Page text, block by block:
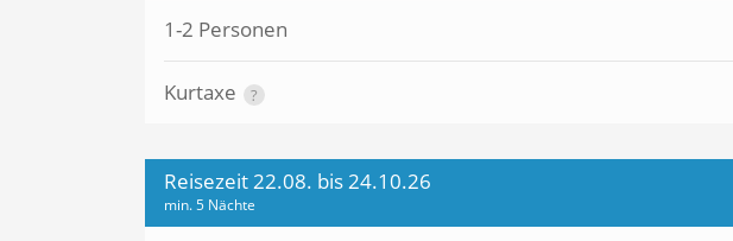
1-2 Personen
Kurtaxe ?
Reisezeit 22.08. bis 24.10.26
min. 5 Nächte